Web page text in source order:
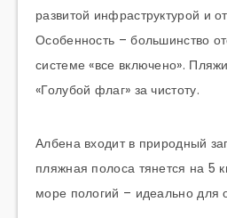
развитой инфраструктурой и
Особенность – большинство
системе «все включено».
«Голубой флаг» за чистоту.
Албена входит в природный
пляжная полоса тянется на 5
море пологий – идеально для